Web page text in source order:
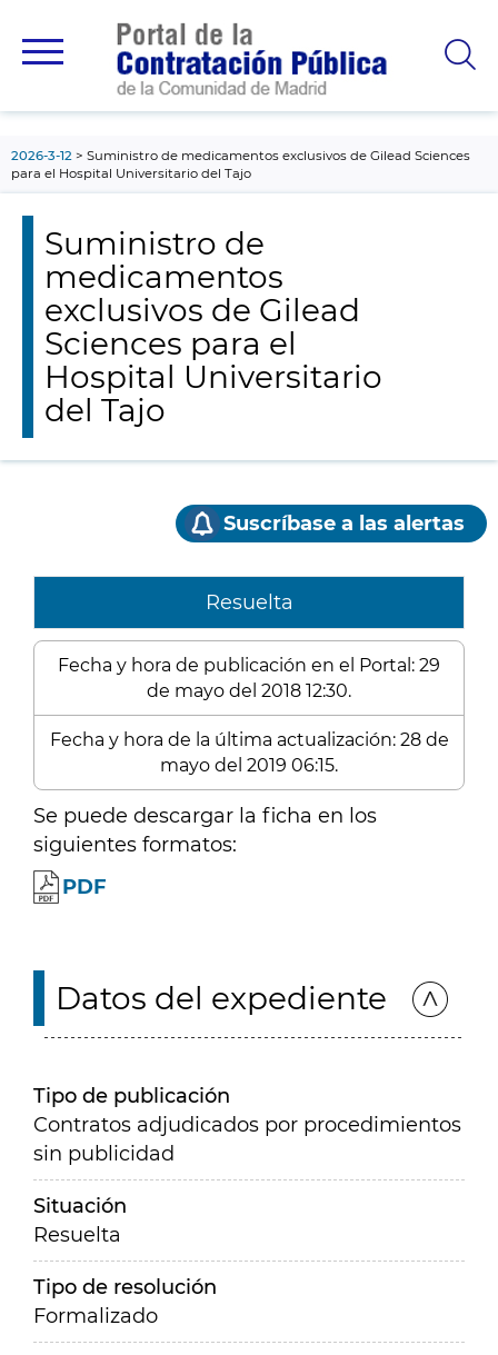
principal
2026-3-12
Suministro de medicamentos exclusivos de Gilead Sciences
para el Hospital Universitario del Tajo
Suministro de
medicamentos
exclusivos de Gilead
Sciences para el
Hospital Universitario
del Tajo
Suscríbase a las alertas
Resuelta
Fecha y hora de publicación en el Portal: 29
de mayo del 2018 12:30.
Fecha y hora de la última actualización: 28 de
mayo del 2019 06:15.
Se puede descargar la ficha en los
siguientes formatos:
PDF
Datos del expediente
Tipo de publicación
Contratos adjudicados por procedimientos
sin publicidad
Situación
Resuelta
Tipo de resolución
Formalizado